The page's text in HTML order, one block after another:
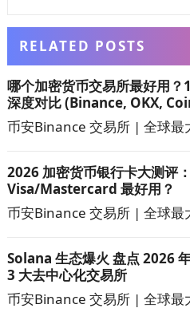
RELATED POSTS
哪个加密货币交易所最好用
深度对比 (Binance, OKX,
币安Binance 交易所 | 全球最
2026 加密货币银行卡大测评
Visa/Mastercard 最好用？
币安Binance 交易所 | 全球最
Solana 生态爆火 盘点 2026
3 大去中心化交易所
币安Binance 交易所 | 全球最